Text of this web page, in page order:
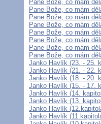
Pane Bože, co mám
Pane Bože, co mám
Pane Bože, co mám
Pane Bože, co mám
Pane Bože, co mám
Pane Bože, co mám
Pane Bože, co mám
Pane Bože, co mám
Janko Havlík (23. - 25.
Janko Havlík (21. - 22.
Janko Havlík (18. - 20.
Janko Havlík (15. - 17.
Janko Havlík (14.
Janko Havlík (13.
Janko Havlík
Janko Havlík